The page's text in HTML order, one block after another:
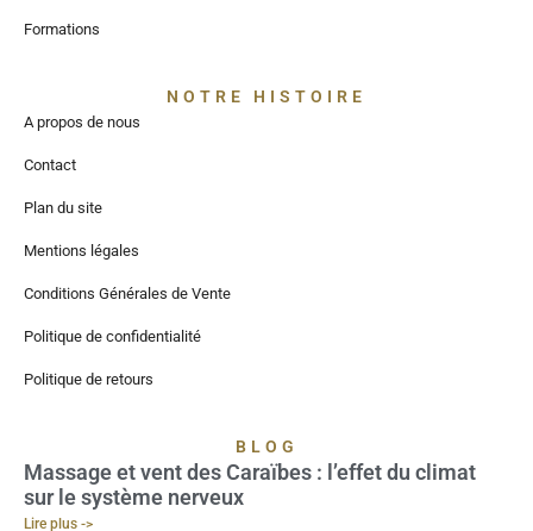
Formations
NOTRE HISTOIRE
A propos de nous
Contact
Plan du site
Mentions légales
Conditions Générales de Vente
Politique de confidentialité
Politique de retours
BLOG
Massage et vent des Caraïbes : l’effet du climat
sur le système nerveux
Lire plus ->